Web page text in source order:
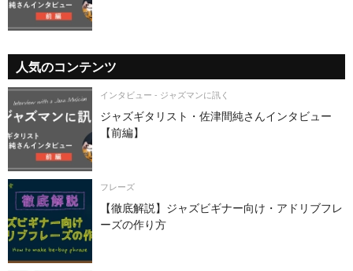
人気のコンテンツ
インタビュー - ジャズマンに訊く
ジャズギタリスト・佐津間純さんインタビュー
【前編】
フレーズ
【徹底解説】ジャズビギナー向け・アドリブフレ
ーズの作り方